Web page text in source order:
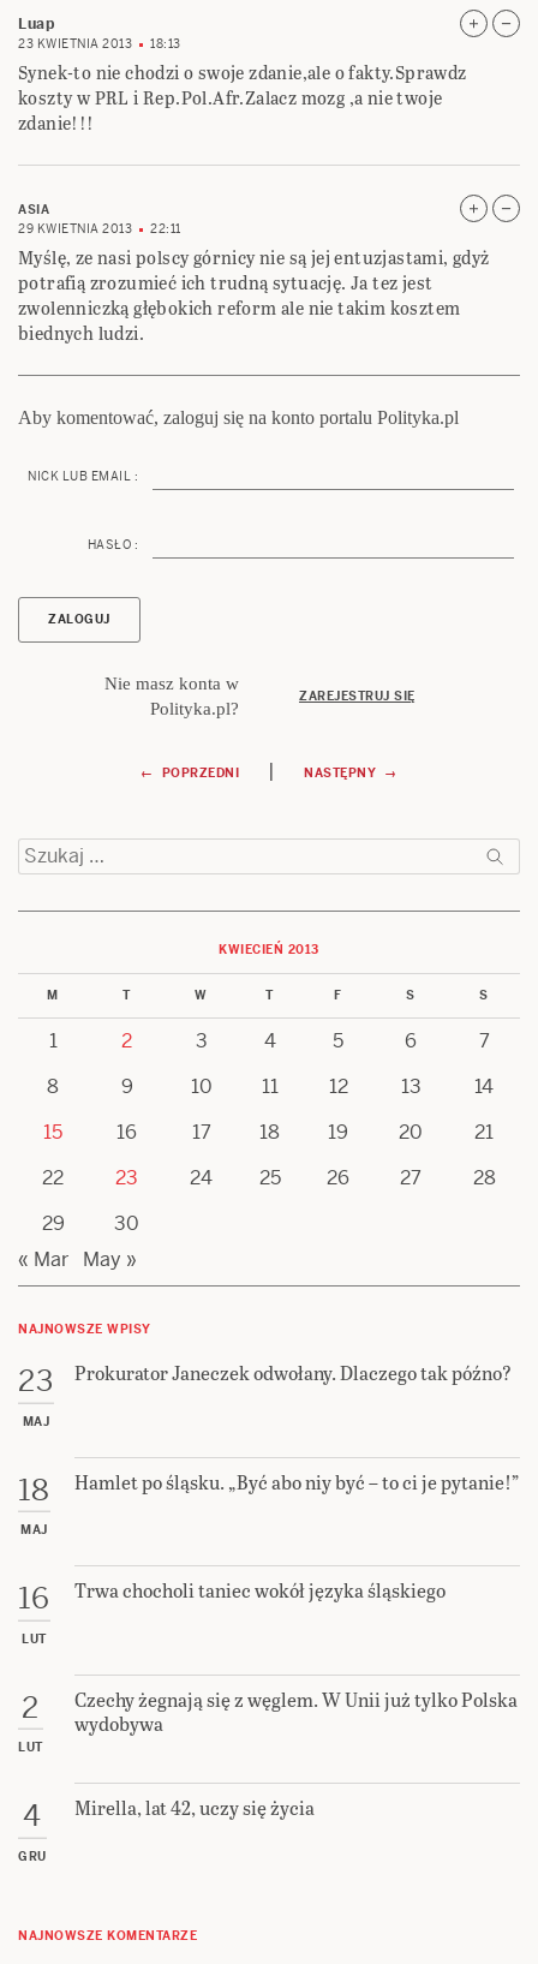
Luap
23 KWIETNIA 2013 18:13
Synek-to nie chodzi o swoje zdanie,ale o fakty.Sprawdz
koszty w PRL i Rep.Pol.Afr.Zalacz mozg ,a nie twoje
zdanie!!!
ASIA
29 KWIETNIA 2013
22:11
Myślę, ze nasi polscy górnicy nie są jej entuzjastami, gdyż
potrafią zrozumieć ich trudną sytuację. Ja tez jest
zwolenniczką głębokich reform ale nie takim kosztem
biednych ludzi.
Aby komentować, zaloguj się na konto portalu Polityka.pl
NICK LUB EMAIL :
HASŁO :
Nie masz konta w
Polityka.pl?
ZAREJESTRUJ SIĘ
Nawigacja
wpisu
← POPRZEDNI | NASTĘPNY →
Szukaj:
KWIECIEŃ 2013
M T W T F S S
1 2 3 4 5 6
7
8
9 10 11 12 13
14
15
16 17 18 19 20
21
22
23 24 25 26 27
28
29
30
« Mar
May »
NAJNOWSZE WPISY
23
MAJ
Prokurator Janeczek odwołany. Dlaczego tak późno?
18
MAJ
Hamlet po śląsku. „Być abo niy być – to ci je pytanie!”
16
LUT
Trwa chocholi taniec wokół języka śląskiego
2
LUT
Czechy żegnają się z węglem. W Unii już tylko Polska
wydobywa
4
GRU
Mirella, lat 42, uczy się życia
NAJNOWSZE KOMENTARZE